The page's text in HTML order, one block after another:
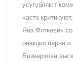
усугубляют
часто
Яна Фиткевич
реакции парня
Безверхова